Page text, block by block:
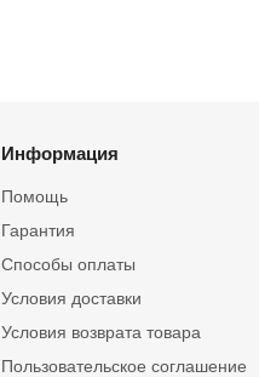
Информация
Помощь
Гарантия
Способы оплаты
Условия доставки
Условия возврата товара
Пользовательское соглашение